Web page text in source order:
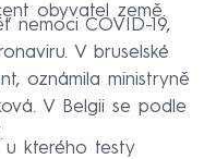
obyvatel země.
nemoci COVID-19,
V bruselské
oznámila ministryně
V Belgii se podle
u kterého testy